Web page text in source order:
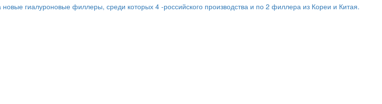
гиалуроновые филлеры, среди которых 4 -российского производства и по 2 филлера из Кореи и Китая.